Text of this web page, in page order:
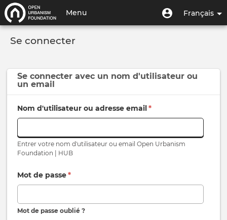
contenu
Français
Menu
du
compte
l'utilisateur
Menu
utilisateur
Menu
Toggle
Se connecter
Se connecter avec un nom d'utilisateur ou
un email
Nom d'utilisateur ou adresse email*
Entrer votre nom d'utilisateur ou email Open Urbanism
Foundation | HUB
Mot de passe*
Mot de passe oublié ?